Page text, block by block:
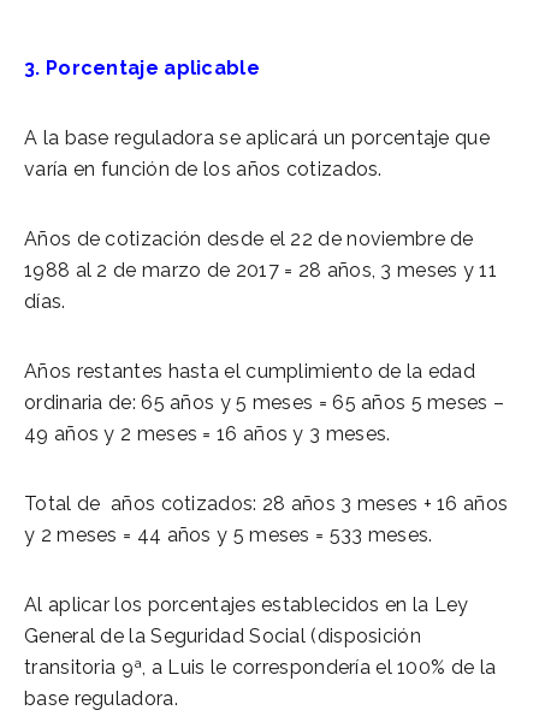
3. Porcentaje aplicable
A la base reguladora se aplicará un porcentaje que
varía en función de los años cotizados.
Años de cotización desde el 22 de noviembre de
1988 al 2 de marzo de 2017 = 28 años, 3 meses y 11
días.
Años restantes hasta el cumplimiento de la edad
ordinaria de: 65 años y 5 meses = 65 años 5 meses –
49 años y 2 meses = 16 años y 3 meses.
Total de años cotizados: 28 años 3 meses + 16 años
y 2 meses = 44 años y 5 meses = 533 meses.
Al aplicar los porcentajes establecidos en la Ley
General de la Seguridad Social (disposición
transitoria 9ª, a Luis le correspondería el 100% de la
base reguladora.